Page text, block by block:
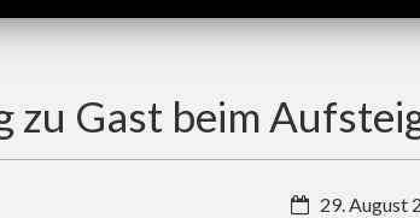
zu Gast beim
29. August